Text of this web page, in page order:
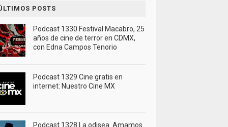
POSTS
Podcast 1330 Festival Macabro, 25
años de cine de terror en CDMX,
con Edna Campos Tenorio
Podcast 1329 Cine gratis en
internet: Nuestro Cine MX
Podcast 1328 La odisea. Amamos